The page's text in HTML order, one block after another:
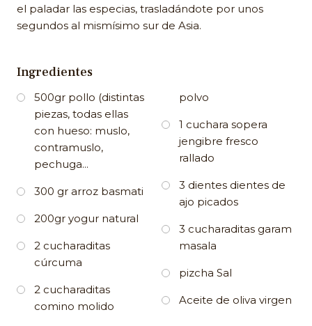
el paladar las especias, trasladándote por unos
segundos al mismísimo sur de Asia.
Ingredientes
500gr pollo (distintas
piezas, todas ellas
con hueso: muslo,
contramuslo,
pechuga...
300 gr arroz basmati
200gr yogur natural
2 cucharaditas
cúrcuma
2 cucharaditas
comino molido
polvo
1 cuchara sopera
jengibre fresco
rallado
3 dientes dientes de
ajo picados
3 cucharaditas garam
masala
pizcha Sal
Aceite de oliva virgen